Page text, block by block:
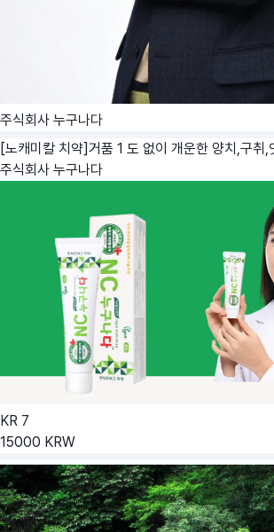
주식회사 누구나다
[노캐미칼 치약]거품 1 도 없이 개운한 양치,구취,
주식회사 누구나다
KR 7
15000 KRW